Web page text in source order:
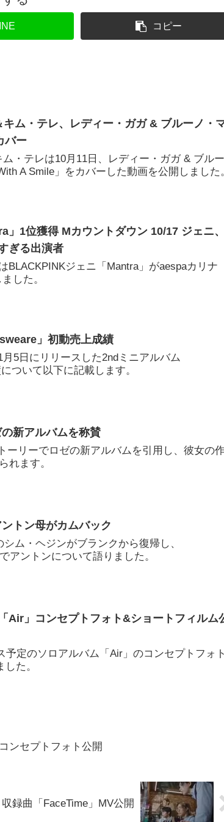
コピー
ム・テレ、レディー・ガガ & ブルーノ・
バー
・テレは10月11日、レディー・ガガ & ブルー
A Smile」をカバーした動画を公開しました
1位獲得 Mカウントダウン 10/17 ジェニ、
ぎる出演者
BLACKPINKジェニ「Mantra」がaespaカリナ
した。
」初動売上成績
5日にリリースした2ndミニアルバム
ついて以下に記載します。
新アルバムを称賛
ーリーでロゼの新アルバムを引用し、彼女の
れます。
トン母がカムバック
ム・ヘジンがブランクから復帰し、
アントンについて語りました。
Air」コンセプトフォト&ショートフィルム
予定のソロアルバム「Air」のコンセプトフォト
た。
ンセプトフォト公開
録曲「FaceTime」MV公開